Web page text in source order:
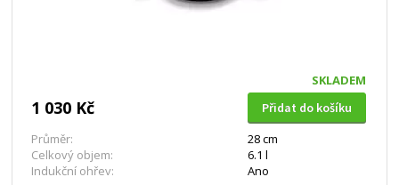
SKLADEM
1 030 Kč
Přidat do košíku
Průměr:
28 cm
Celkový objem:
6.1 l
Indukční ohřev:
Ano